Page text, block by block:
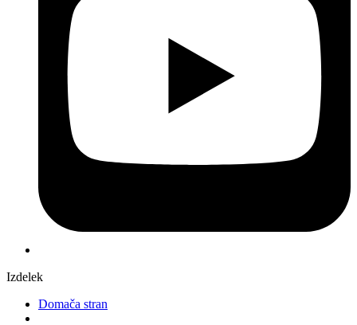
Izdelek
Domača stran